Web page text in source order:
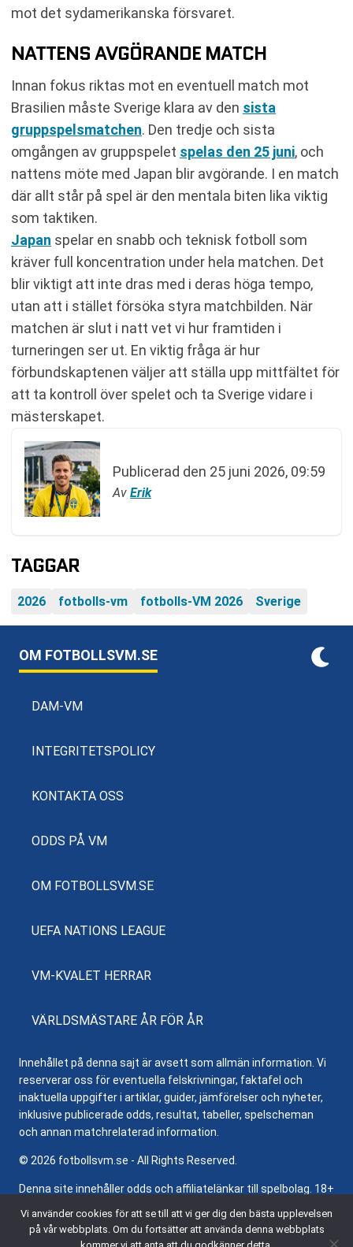
mot det sydamerikanska försvaret.
NATTENS AVGÖRANDE MATCH
Innan fokus riktas mot en eventuell match mot
Brasilien måste Sverige klara av den sista
gruppspelsmatchen. Den tredje och sista
omgången av gruppspelet spelas den 25 juni, och
nattens möte med Japan blir avgörande. I en match
där allt står på spel är den mentala biten lika viktig
som taktiken.
Japan spelar en snabb och teknisk fotboll som
kräver full koncentration under hela matchen. Det
blir viktigt att inte dras med i deras höga tempo,
utan att i stället försöka styra matchbilden. När
matchen är slut i natt vet vi hur framtiden i
turneringen ser ut. En viktig fråga är hur
förbundskaptenen väljer att ställa upp mittfältet för
att ta kontroll över spelet och ta Sverige vidare i
mästerskapet.
Publicerad den 25 juni 2026, 09:59
Av Erik
TAGGAR
2026 fotbolls-vm fotbolls-VM 2026 Sverige
OM FOTBOLLSVM.SE
DAM-VM
INTEGRITETSPOLICY
KONTAKTA OSS
ODDS PÅ VM
OM FOTBOLLSVM.SE
UEFA NATIONS LEAGUE
VM-KVALET HERRAR
VÄRLDSMÄSTARE ÅR FÖR ÅR
Innehållet på denna sajt är avsett som allmän information. Vi
reserverar oss för eventuella felskrivningar, faktafel och
inaktuella uppgifter i artiklar, guider, jämförelser och nyheter,
inklusive publicerade odds, resultat, tabeller, spelscheman
och annan matchrelaterad information.
© 2026 fotbollsvm.se - All Rights Reserved.
Denna site innehåller odds och affiliatelänkar till spelbolag. 18+
information om ansvarsfullt spelande.
Vi använder cookies för att se till att vi ger dig den bästa upplevelsen
på vår webbplats. Om du fortsätter att använda denna webbplats